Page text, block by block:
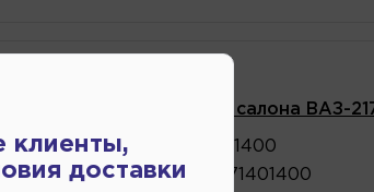
плафона освещения салона ВАЗ-
номер : 21700371401400
номер:21700371401400
клиенты,
доставки